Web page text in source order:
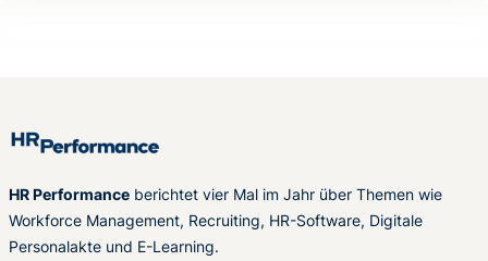
HR Performance berichtet vier Mal im Jahr über Themen wie
Workforce Management, Recruiting, HR-Software, Digitale
Personalakte und E-Learning.